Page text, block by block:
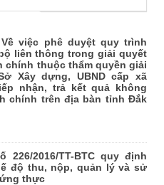
việc phê duyệt quy trình
liên thông trong giải quyết
chính thuộc thẩm quyền giải
Xây dựng, UBND cấp xã
nhận, trả kết quả không
chính trên địa bàn tỉnh Đắk
226/2016/TT-BTC quy định
độ thu, nộp, quản lý và sử
thực